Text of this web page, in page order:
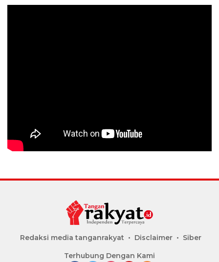
Redaksi media tanganrakyat Disclaimer Siber
Terhubung Dengan Kami